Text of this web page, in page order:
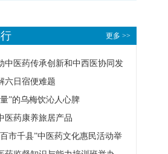
更多 >>
中医药传承创新和中西医协同发
六日宿便难题
”的乌梅饮沁人心脾
医药康养旅居产品
市千县”中医药文化惠民活动举